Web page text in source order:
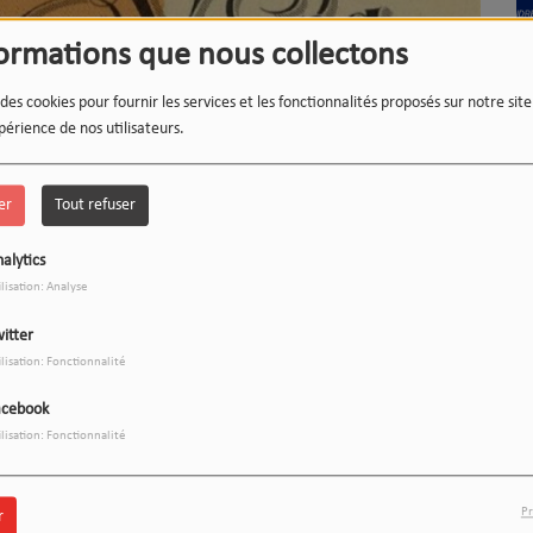
que nous collectons
cookies pour fournir les services et les fonctionnalités proposés sur notre
de nos utilisateurs.
Tout refuser
Analyse
Fonctionnalité
Fonctionnalité
of Gold pour le titre du jour avec Gérard dans la